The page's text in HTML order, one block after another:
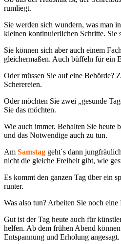
rumliegt.
Sie werden sich wundern, was man
kleinen kontinuierlichen Schritte. Sie
Sie können sich aber auch einem
gleichermaßen. Auch büffeln für ein
Oder müssen Sie auf eine Behörde?
Scherereien.
Oder möchten Sie zwei „gesunde
Sie das möchten.
Wie auch immer. Behalten Sie heute
und das Notwendige auch zu tun.
Am Samstag geht´s dann
nicht die gleiche Freiheit gibt, wie
Es kommt den ganzen Tag über ein
runter.
Was also tun? Arbeiten Sie noch
Gut ist der Tag heute auch für
helfen. Ab dem frühen Abend
Entspannung und Erholung angesagt.